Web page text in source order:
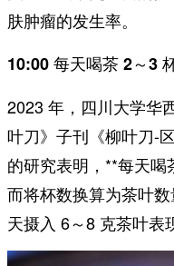
肤肿瘤的发生率。
10:00 每天喝茶 2～3
2023 年，四川大学华
叶刀》子刊《柳叶刀-
的研究表明，**每天
而将杯数换算为茶叶
天摄入 6～8 克茶叶表